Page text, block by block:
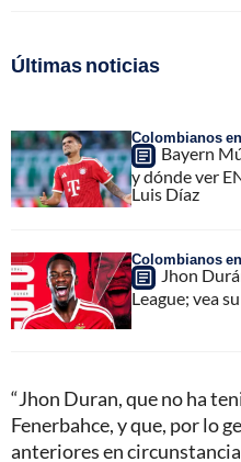
Últimas noticias
Colombianos
Bayern
y dónde ver
Luis Díaz
Colombianos
Jhon
League; vea
“Jhon Duran, que no ha
Fenerbahce, y que, por lo
anteriores en